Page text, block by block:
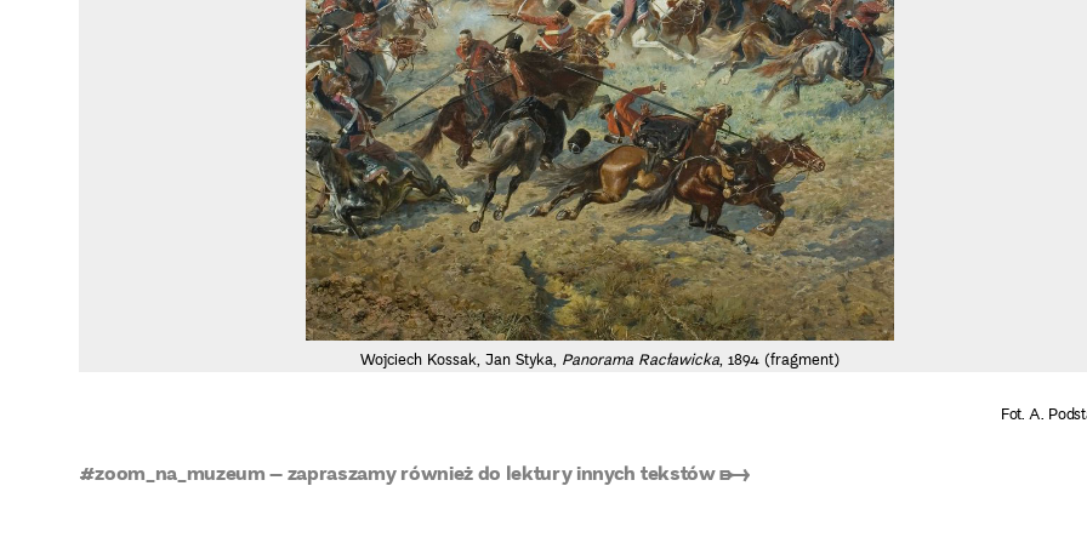
Wojciech Kossak, Jan Styka, Panorama Racławicka, 1894 (fragment)
Fot. A.
#zoom_na_muzeum – zapraszamy również do lektury innych tekstów ➸